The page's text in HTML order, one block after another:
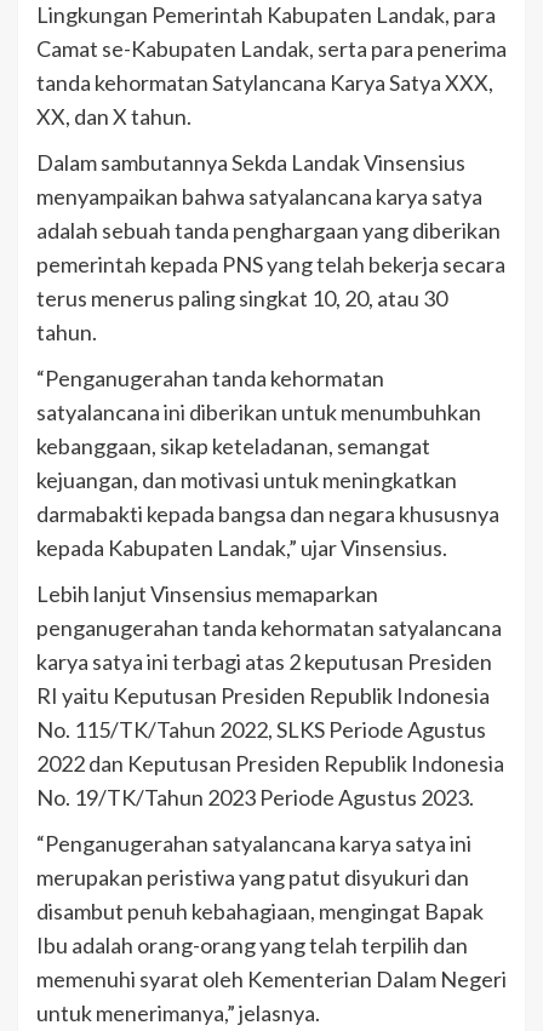
Lingkungan Pemerintah Kabupaten Landak, para
Camat se-Kabupaten Landak, serta para penerima
tanda kehormatan Satylancana Karya Satya XXX,
XX, dan X tahun.
Dalam sambutannya Sekda Landak Vinsensius
menyampaikan bahwa satyalancana karya satya
adalah sebuah tanda penghargaan yang diberikan
pemerintah kepada PNS yang telah bekerja secara
terus menerus paling singkat 10, 20, atau 30
tahun.
“Penganugerahan tanda kehormatan
satyalancana ini diberikan untuk menumbuhkan
kebanggaan, sikap keteladanan, semangat
kejuangan, dan motivasi untuk meningkatkan
darmabakti kepada bangsa dan negara khususnya
kepada Kabupaten Landak,” ujar Vinsensius.
Lebih lanjut Vinsensius memaparkan
penganugerahan tanda kehormatan satyalancana
karya satya ini terbagi atas 2 keputusan Presiden
RI yaitu Keputusan Presiden Republik Indonesia
No. 115/TK/Tahun 2022, SLKS Periode Agustus
2022 dan Keputusan Presiden Republik Indonesia
No. 19/TK/Tahun 2023 Periode Agustus 2023.
“Penganugerahan satyalancana karya satya ini
merupakan peristiwa yang patut disyukuri dan
disambut penuh kebahagiaan, mengingat Bapak
Ibu adalah orang-orang yang telah terpilih dan
memenuhi syarat oleh Kementerian Dalam Negeri
untuk menerimanya,” jelasnya.